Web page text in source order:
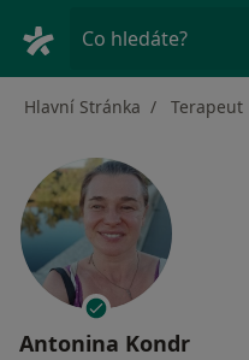
Co hledáte?
Hlavní Stránka Terapeut
Antonina Kondr